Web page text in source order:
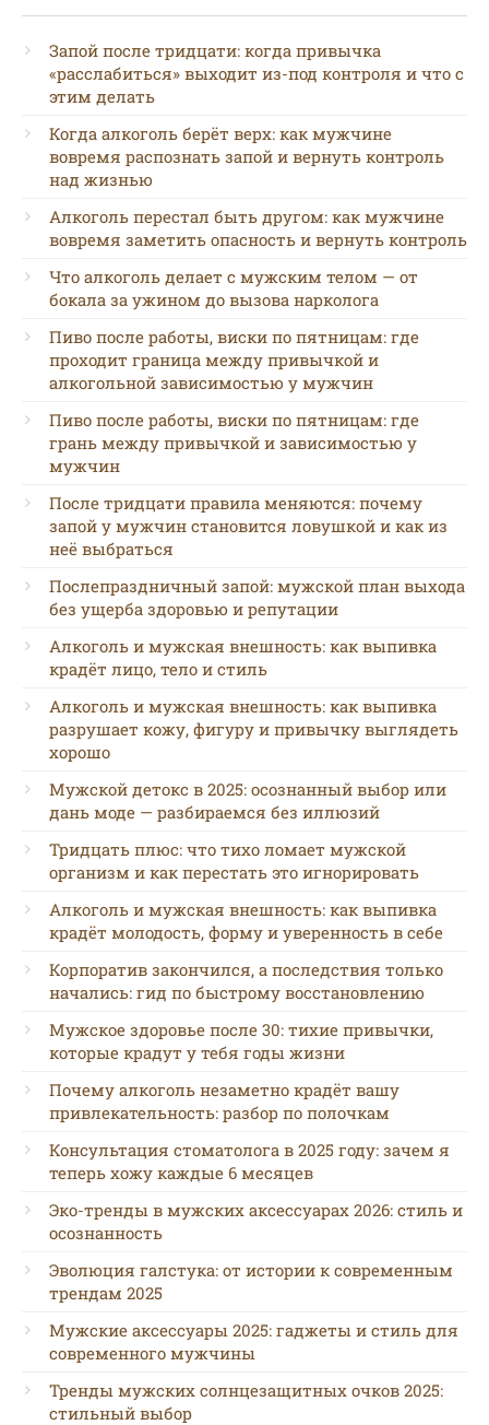
Запой после тридцати: когда привычка
«расслабиться» выходит из-под контроля и что с
этим делать
Когда алкоголь берёт верх: как мужчине
вовремя распознать запой и вернуть контроль
над жизнью
Алкоголь перестал быть другом: как мужчине
вовремя заметить опасность и вернуть контроль
Что алкоголь делает с мужским телом — от
бокала за ужином до вызова нарколога
Пиво после работы, виски по пятницам: где
проходит граница между привычкой и
алкогольной зависимостью у мужчин
Пиво после работы, виски по пятницам: где
грань между привычкой и зависимостью у
мужчин
После тридцати правила меняются: почему
запой у мужчин становится ловушкой и как из
неё выбраться
Послепраздничный запой: мужской план выхода
без ущерба здоровью и репутации
Алкоголь и мужская внешность: как выпивка
крадёт лицо, тело и стиль
Алкоголь и мужская внешность: как выпивка
разрушает кожу, фигуру и привычку выглядеть
хорошо
Мужской детокс в 2025: осознанный выбор или
дань моде — разбираемся без иллюзий
Тридцать плюс: что тихо ломает мужской
организм и как перестать это игнорировать
Алкоголь и мужская внешность: как выпивка
крадёт молодость, форму и уверенность в себе
Корпоратив закончился, а последствия только
начались: гид по быстрому восстановлению
Мужское здоровье после 30: тихие привычки,
которые крадут у тебя годы жизни
Почему алкоголь незаметно крадёт вашу
привлекательность: разбор по полочкам
Консультация стоматолога в 2025 году: зачем я
теперь хожу каждые 6 месяцев
Эко-тренды в мужских аксессуарах 2026: стиль и
осознанность
Эволюция галстука: от истории к современным
трендам 2025
Мужские аксессуары 2025: гаджеты и стиль для
современного мужчины
Тренды мужских солнцезащитных очков 2025:
стильный выбор